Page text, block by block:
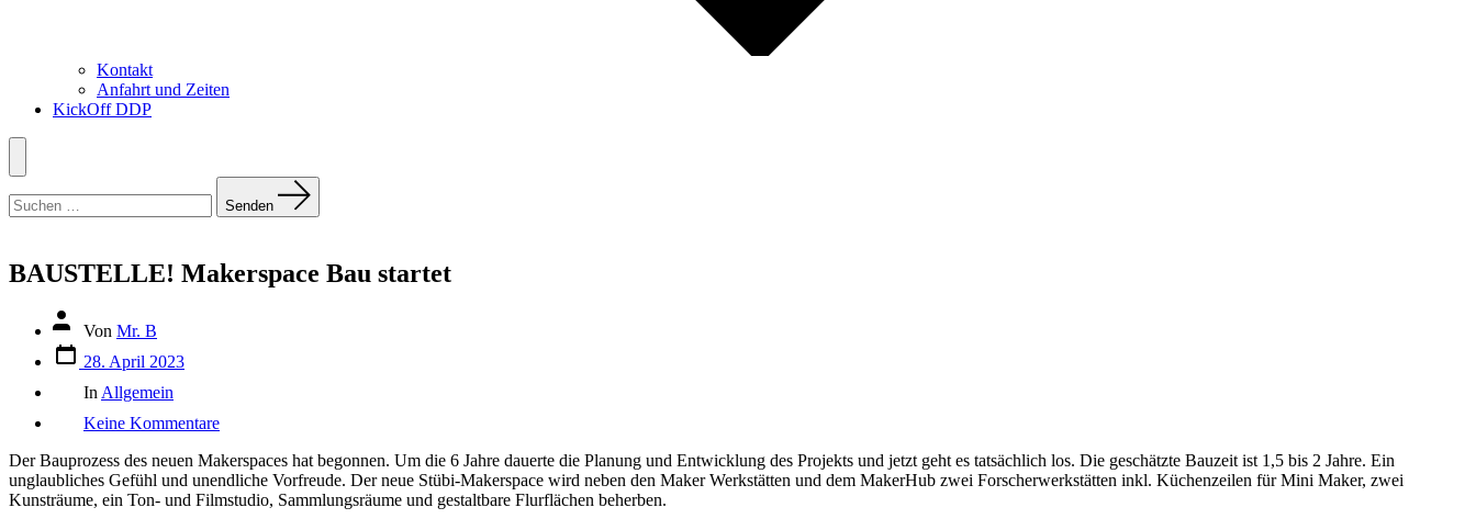
Kontakt
Anfahrt und Zeiten
KickOff DDP
Menü
nach:
Senden
BAUSTELLE! Makerspace Bau startet
Autor
Beitrags
Von Mr. B
Datum
des
Beitrags
28. April 2023
In Allgemein
Keine KommentareBAUSTELLE!
Makerspace
Bau
startet
Der Bauprozess des neuen Makerspaces hat begonnen. Um die 6 Jahre dauerte die Planung und Entwicklung des Projekts und jetzt geht es tatsächlich los. Die geschätzte Bauzeit ist 1,5 bis 2 Jahre. Ein
unglaubliches Gefühl und unendliche Vorfreude. Der neue Stübi-Makerspace wird neben den Maker Werkstätten und dem MakerHub zwei Forscherwerkstätten inkl. Küchenzeilen für Mini Maker, zwei
Kunsträume, ein Ton- und Filmstudio, Sammlungsräume und gestaltbare Flurflächen beherben.